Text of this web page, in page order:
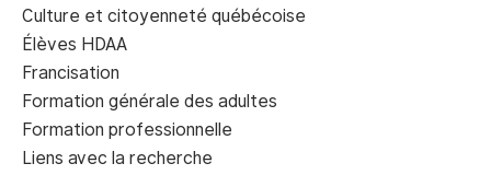
Culture et citoyenneté québécoise
Élèves HDAA
Francisation
Formation générale des adultes
Formation professionnelle
Liens avec la recherche